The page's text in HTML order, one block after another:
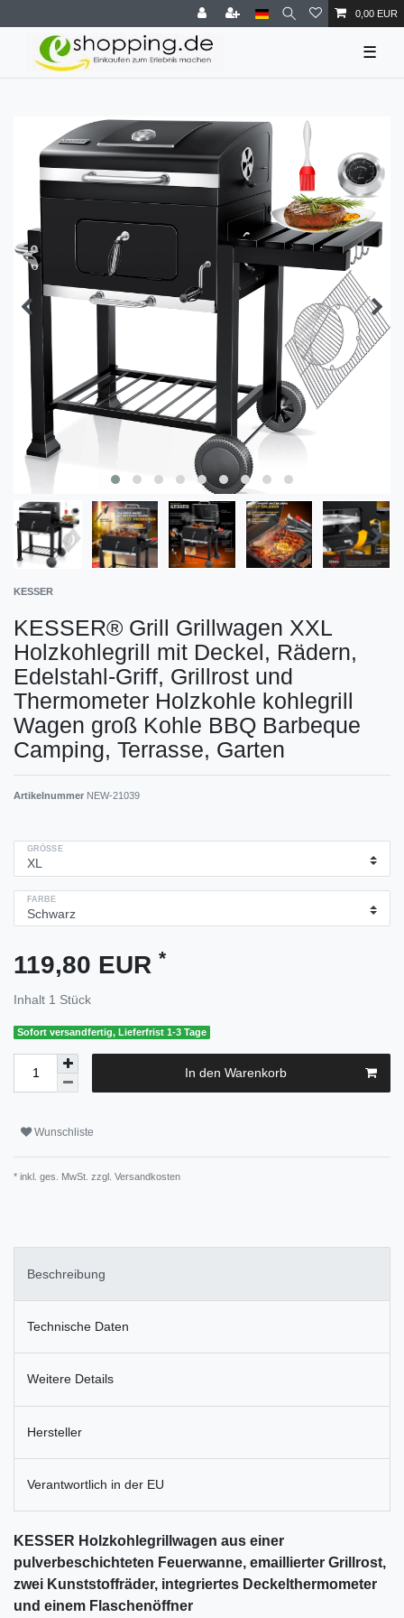
0,00 EUR
☰
KESSER
KESSER® Grill Grillwagen XXL
Holzkohlegrill mit Deckel, Rädern,
Edelstahl-Griff, Grillrost und
Thermometer Holzkohle kohlegrill
Wagen groß Kohle BBQ Barbeque
Camping, Terrasse, Garten
Artikelnummer NEW-21039
GRÖSSE
FARBE
119,80 EUR *
Inhalt 1 Stück
Sofort versandfertig, Lieferfrist 1-3 Tage
In den Warenkorb
Wunschliste
* inkl. ges. MwSt. zzgl. Versandkosten
Beschreibung
Technische Daten
Weitere Details
Hersteller
Verantwortlich in der EU
KESSER Holzkohlegrillwagen aus einer
pulverbeschichteten Feuerwanne, emaillierter Grillrost,
zwei Kunststoffräder, integriertes Deckelthermometer
und einem Flaschenöffner